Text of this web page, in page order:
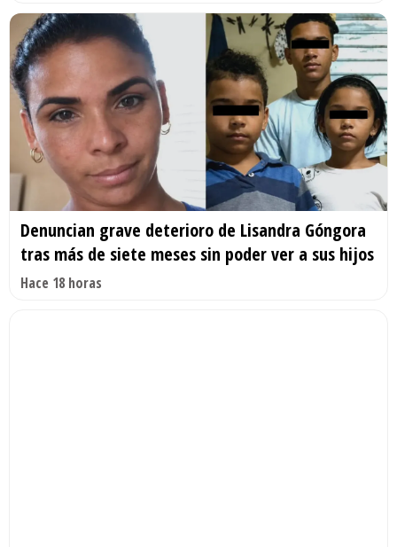
Denuncian grave deterioro de Lisandra Góngora
tras más de siete meses sin poder ver a sus hijos
Hace 18 horas